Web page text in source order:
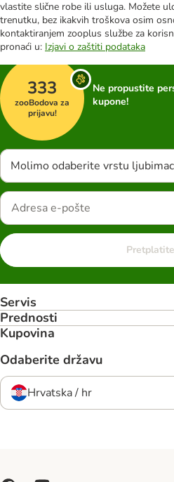
vlastite slične robe ili usluga. Možete
trenutku, bez ikakvih troškova osim
kontaktiranjem zooplus službe za
pronaći u: Izjavi o zaštiti podataka
333
zooBodova za
prijavu!
Ne propustite
kupone!
Molimo odaberite vrstu
Servis
Prednosti
Kupovina
Odaberite državu
Hrvatska / hr